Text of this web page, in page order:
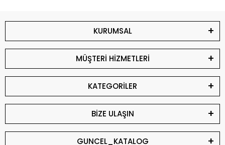
KURUMSAL
MÜŞTERİ HİZMETLERİ
KATEGORİLER
BİZE ULAŞIN
GUNCEL_KATALOG